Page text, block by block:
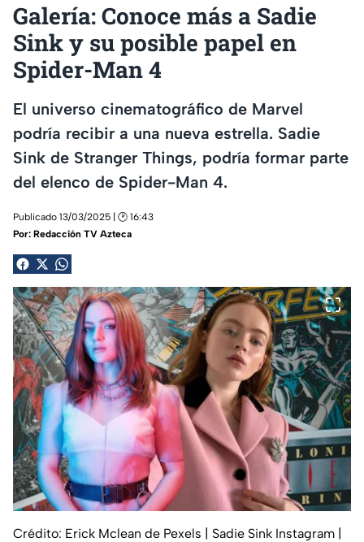
Galería: Conoce más a Sadie
Sink y su posible papel en
Spider-Man 4
El universo cinematográfico de Marvel
podría recibir a una nueva estrella. Sadie
Sink de Stranger Things, podría formar parte
del elenco de Spider-Man 4.
Publicado 13/03/2025 | 🕑 16:43
Por: Redacción TV Azteca
Crédito: Erick Mclean de Pexels | Sadie Sink Instagram |